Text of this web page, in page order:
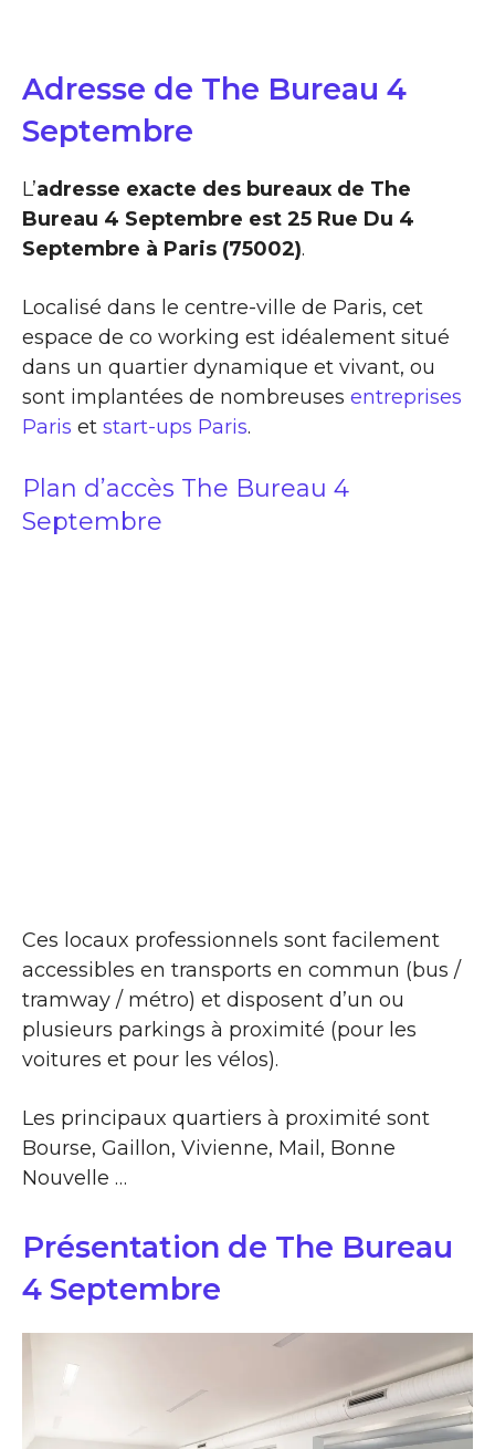
Adresse de The Bureau 4
Septembre
L’adresse exacte des bureaux de The
Bureau 4 Septembre est 25 Rue Du 4
Septembre à Paris (75002).
Localisé dans le centre-ville de Paris, cet
espace de co working est idéalement situé
dans un quartier dynamique et vivant, ou
sont implantées de nombreuses entreprises
Paris et start-ups Paris.
Plan d’accès The Bureau 4
Septembre
Ces locaux professionnels sont facilement
accessibles en transports en commun (bus /
tramway / métro) et disposent d’un ou
plusieurs parkings à proximité (pour les
voitures et pour les vélos).
Les principaux quartiers à proximité sont
Bourse, Gaillon, Vivienne, Mail, Bonne
Nouvelle …
Présentation de The Bureau
4 Septembre